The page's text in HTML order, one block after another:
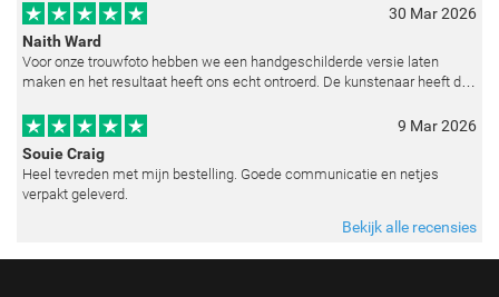
30 Mar 2026
Naith Ward
Voor onze trouwfoto hebben we een handgeschilderde versie laten
maken en het resultaat heeft ons echt ontroerd. De kunstenaar heeft de
9 Mar 2026
Souie Craig
Heel tevreden met mijn bestelling. Goede communicatie en netjes
verpakt geleverd.
Bekijk alle recensies